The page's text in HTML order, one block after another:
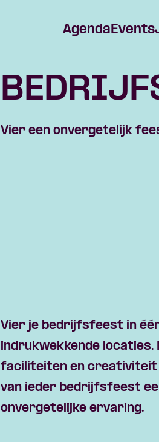
AgendaEvents
Vier een onvergetelijk
Vier je bedrijfsfeest in
indrukwekkende locaties.
faciliteiten en creativiteit
van ieder bedrijfsfeest
onvergetelijke ervaring.